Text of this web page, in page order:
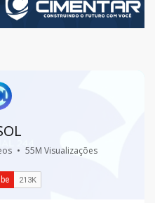
• 55M Visualizações